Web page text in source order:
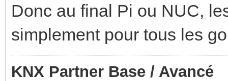
Donc au final Pi ou NUC,
simplement pour tous les
KNX Partner Base / Avancé